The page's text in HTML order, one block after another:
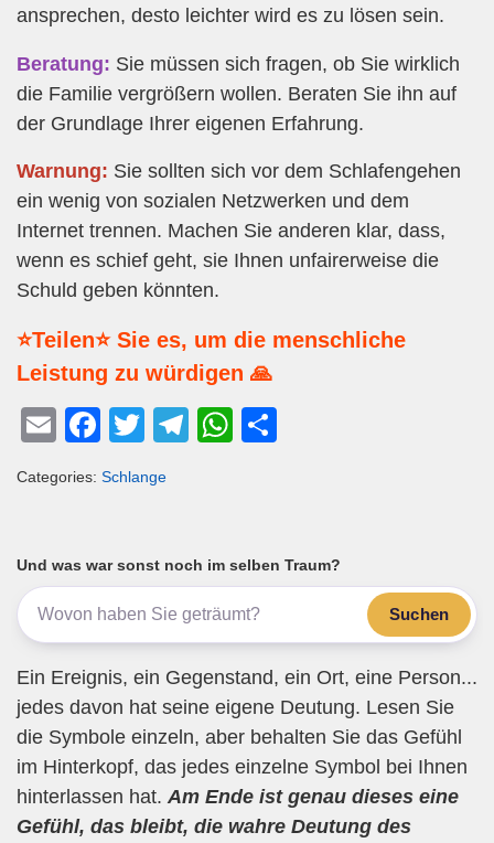
ansprechen, desto leichter wird es zu lösen sein.
Beratung: Sie müssen sich fragen, ob Sie wirklich
die Familie vergrößern wollen. Beraten Sie ihn auf
der Grundlage Ihrer eigenen Erfahrung.
Warnung: Sie sollten sich vor dem Schlafengehen
ein wenig von sozialen Netzwerken und dem
Internet trennen. Machen Sie anderen klar, dass,
wenn es schief geht, sie Ihnen unfairerweise die
Schuld geben könnten.
⭐Teilen⭐ Sie es, um die menschliche
Leistung zu würdigen 🙏
E
ail
F
c
b
o
o
k
T
tt
T
a
m
W
A
p
p
Categories: Schlange
Und was war sonst noch im selben Traum?
Suchen
Ein Ereignis, ein Gegenstand, ein Ort, eine Person...
jedes davon hat seine eigene Deutung. Lesen Sie
die Symbole einzeln, aber behalten Sie das Gefühl
im Hinterkopf, das jedes einzelne Symbol bei Ihnen
hinterlassen hat. Am Ende ist genau dieses eine
Gefühl, das bleibt, die wahre Deutung des